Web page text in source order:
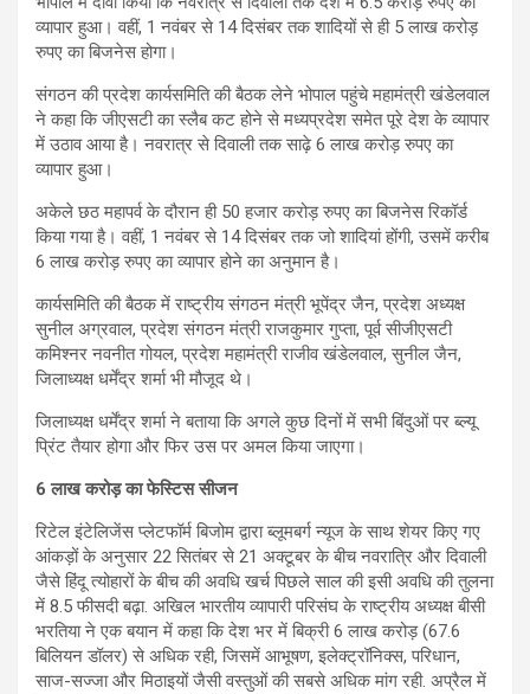
व्यापार हुआ। वहीं, 1 नवंबर से 14 दिसंबर तक शादियों से ही 5 लाख करोड़
रुपए का बिजनेस होगा।
संगठन की प्रदेश कार्यसमिति की बैठक लेने भोपाल पहुंचे महामंत्री खंडेलवाल
ने कहा कि जीएसटी का स्लैब कट होने से मध्यप्रदेश समेत पूरे देश के व्यापार
में उठाव आया है। नवरात्र से दिवाली तक साढ़े 6 लाख करोड़ रुपए का
व्यापार हुआ।
अकेले छठ महापर्व के दौरान ही 50 हजार करोड़ रुपए का बिजनेस रिकॉर्ड
किया गया है। वहीं, 1 नवंबर से 14 दिसंबर तक जो शादियां होंगी, उसमें करीब
6 लाख करोड़ रुपए का व्यापार होने का अनुमान है।
कार्यसमिति की बैठक में राष्ट्रीय संगठन मंत्री भूपेंद्र जैन, प्रदेश अध्यक्ष
सुनील अग्रवाल, प्रदेश संगठन मंत्री राजकुमार गुप्ता, पूर्व सीजीएसटी
कमिश्नर नवनीत गोयल, प्रदेश महामंत्री राजीव खंडेलवाल, सुनील जैन,
जिलाध्यक्ष धर्मेंद्र शर्मा भी मौजूद थे।
जिलाध्यक्ष धर्मेंद्र शर्मा ने बताया कि अगले कुछ दिनों में सभी बिंदुओं पर ब्ल्यू
प्रिंट तैयार होगा और फिर उस पर अमल किया जाएगा।
6 लाख करोड़ का फेस्टिस सीजन
रिटेल इंटेलिजेंस प्लेटफॉर्म बिजोम द्वारा ब्लूमबर्ग न्यूज के साथ शेयर किए गए
आंकड़ों के अनुसार 22 सितंबर से 21 अक्टूबर के बीच नवरात्रि और दिवाली
जैसे हिंदू त्योहारों के बीच की अवधि खर्च पिछले साल की इसी अवधि की तुलना
में 8.5 फीसदी बढ़ा. अखिल भारतीय व्यापारी परिसंघ के राष्ट्रीय अध्यक्ष बीसी
भरतिया ने एक बयान में कहा कि देश भर में बिक्री 6 लाख करोड़ (67.6
बिलियन डॉलर) से अधिक रही, जिसमें आभूषण, इलेक्ट्रॉनिक्स, परिधान,
साज-सज्जा और मिठाइयों जैसी वस्तुओं की सबसे अधिक मांग रही. अप्रैल में